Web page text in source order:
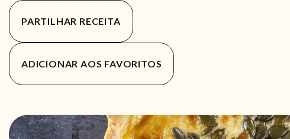
PARTILHAR RECEITA
ADICIONAR AOS FAVORITOS